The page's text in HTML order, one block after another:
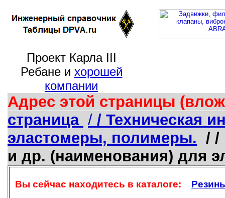
Проект Карла III
Ребане и хорошей
компании
Адрес этой страницы
страница / / Техническая
эластомеры, полимеры. / /
и др. (наименования) для
Вы сейчас находитесь в каталоге: